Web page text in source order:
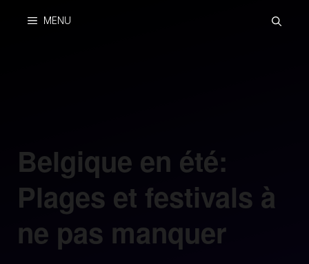
MENU
Belgique en été:
Plages et festivals à
ne pas manquer